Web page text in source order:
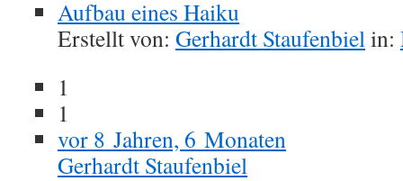
Aufbau eines Haiku
Erstellt von: Gerhardt Staufenbielin:
1
1
vor 8 Jahren, 6 Monaten
Gerhardt Staufenbiel